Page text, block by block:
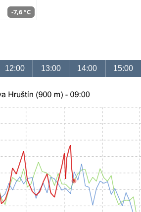
-7,6 °C
12:00 13:00 14:00 15:00